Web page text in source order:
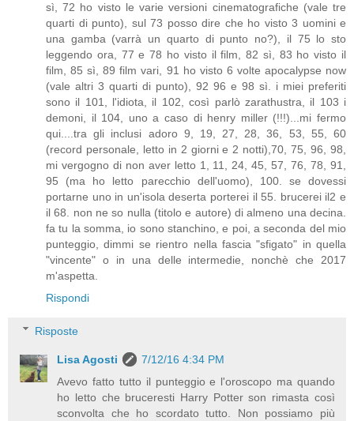
sì, 72 ho visto le varie versioni cinematografiche (vale tre
quarti di punto), sul 73 posso dire che ho visto 3 uomini e
una gamba (varrà un quarto di punto no?), il 75 lo sto
leggendo ora, 77 e 78 ho visto il film, 82 sì, 83 ho visto il
film, 85 sì, 89 film vari, 91 ho visto 6 volte apocalypse now
(vale altri 3 quarti di punto), 92 96 e 98 sì. i miei preferiti
sono il 101, l'idiota, il 102, così parlò zarathustra, il 103 i
demoni, il 104, uno a caso di henry miller (!!!)...mi fermo
qui....tra gli inclusi adoro 9, 19, 27, 28, 36, 53, 55, 60
(record personale, letto in 2 giorni e 2 notti),70, 75, 96, 98,
mi vergogno di non aver letto 1, 11, 24, 45, 57, 76, 78, 91,
95 (ma ho letto parecchio dell'uomo), 100. se dovessi
portarne uno in un'isola deserta porterei il 55. brucerei il2 e
il 68. non ne so nulla (titolo e autore) di almeno una decina.
fa tu la somma, io sono stanchino, e poi, a seconda del mio
punteggio, dimmi se rientro nella fascia "sfigato" in quella
"vincente" o in una delle intermedie, nonchè che 2017
m'aspetta.
Rispondi
Risposte
Lisa Agosti
7/12/16 4:34 PM
Avevo fatto tutto il punteggio e l'oroscopo ma quando
ho letto che bruceresti Harry Potter son rimasta così
sconvolta che ho scordato tutto. Non possiamo più